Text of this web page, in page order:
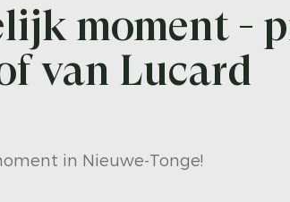
moment -
van Lucard
in Nieuwe-Tonge!